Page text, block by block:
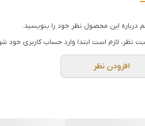
درباره این محصول نظر خود را بنویسید.
نظر، لازم است ابتدا وارد حساب کاربری خود
افزودن نظر